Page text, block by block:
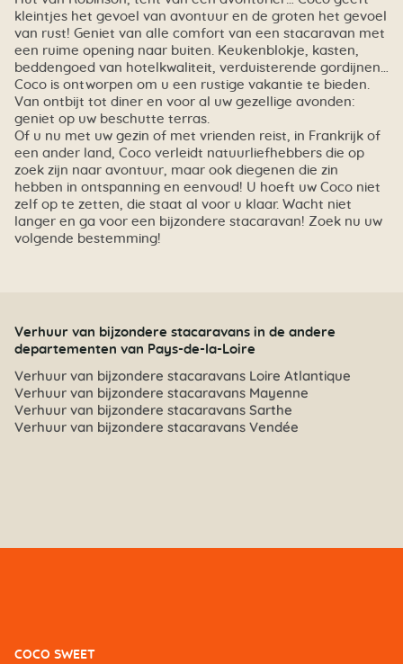
kleintjes het gevoel van avontuur en de groten het gevoel
van rust! Geniet van alle comfort van een stacaravan met
een ruime opening naar buiten. Keukenblokje, kasten,
beddengoed van hotelkwaliteit, verduisterende gordijnen…
Coco is ontworpen om u een rustige vakantie te bieden.
Van ontbijt tot diner en voor al uw gezellige avonden:
geniet op uw beschutte terras.
Of u nu met uw gezin of met vrienden reist, in Frankrijk of
een ander land, Coco verleidt natuurliefhebbers die op
zoek zijn naar avontuur, maar ook diegenen die zin
hebben in ontspanning en eenvoud! U hoeft uw Coco niet
zelf op te zetten, die staat al voor u klaar. Wacht niet
langer en ga voor een bijzondere stacaravan! Zoek nu uw
volgende bestemming!
Verhuur van bijzondere stacaravans in de andere
departementen van Pays-de-la-Loire
Verhuur van bijzondere stacaravans Loire Atlantique
Verhuur van bijzondere stacaravans Mayenne
Verhuur van bijzondere stacaravans Sarthe
Verhuur van bijzondere stacaravans Vendée
COCO SWEET